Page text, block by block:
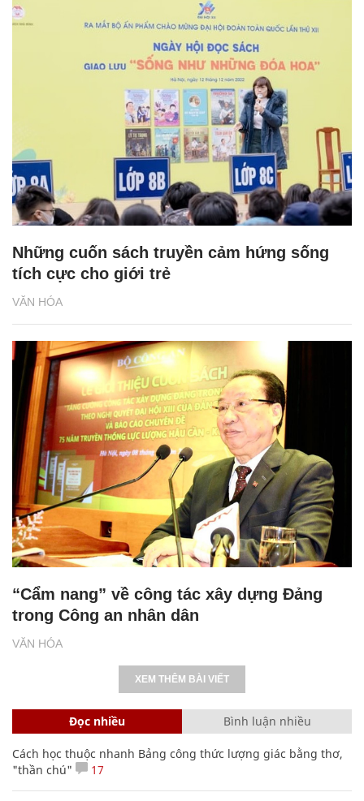
VĂN HÓA
Những cuốn sách truyền cảm hứng sống
tích cực cho giới trẻ
VĂN HÓA
“Cẩm nang” về công tác xây dựng Đảng
trong Công an nhân dân
XEM THÊM BÀI VIẾT
Đọc nhiều Bình luận nhiều
Cách học thuộc nhanh Bảng công thức lượng giác bằng thơ,
"thần chú"
17